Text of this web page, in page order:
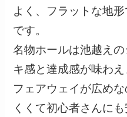
よく、フラットな地
です。
名物ホールは池越え
キ感と達成感が味わえ
フェアウェイが広め
くくて初心者さんにも